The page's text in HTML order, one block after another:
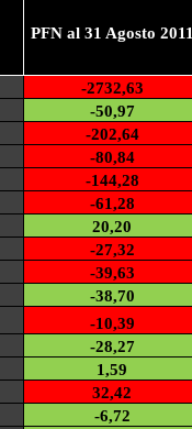
PFN al 31 Agosto 2011
-2732,63
-50,97
-202,64
-80,84
-144,28
-61,28
20,20
-27,32
-39,63
-38,70
-10,39
-28,27
1,59
32,42
-6,72